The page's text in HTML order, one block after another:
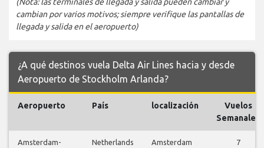
cambian por varios motivos; siempre verifique las pantallas de
llegada y salida en el aeropuerto)
¿A qué destinos vuela Delta Air Lines hacia y desde
Aeropuerto de Stockholm Arlanda?
Aeropuerto País localización
Vuelos
Semanales
Amsterdam-
Netherlands
Amsterdam
7